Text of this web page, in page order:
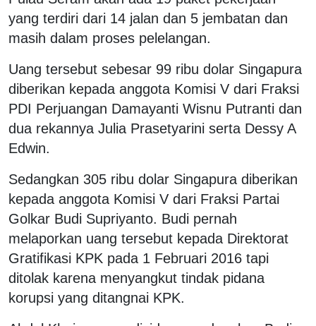
yang terdiri dari 14 jalan dan 5 jembatan dan
masih dalam proses pelelangan.
Uang tersebut sebesar 99 ribu dolar Singapura
diberikan kepada anggota Komisi V dari Fraksi
PDI Perjuangan Damayanti Wisnu Putranti dan
dua rekannya Julia Prasetyarini serta Dessy A
Edwin.
Sedangkan 305 ribu dolar Singapura diberikan
kepada anggota Komisi V dari Fraksi Partai
Golkar Budi Supriyanto. Budi pernah
melaporkan uang tersebut kepada Direktorat
Gratifikasi KPK pada 1 Februari 2016 tapi
ditolak karena menyangkut tindak pidana
korupsi yang ditangnai KPK.